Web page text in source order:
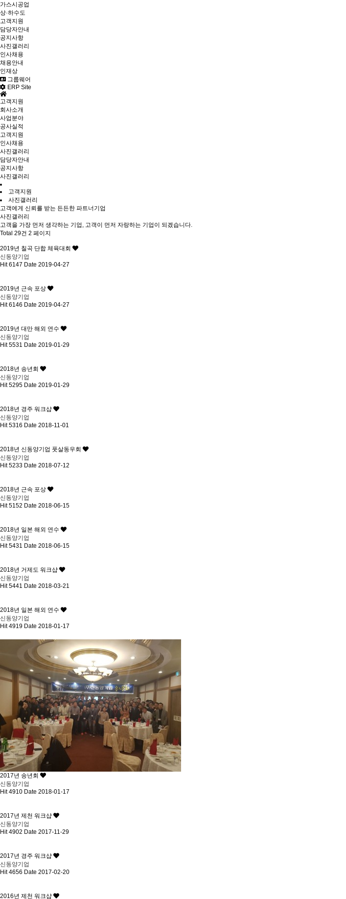
가스시공업
상·하수도
고객지원
담당자안내
공지사항
사진갤러리
인사채용
채용안내
인재상
그룹웨어
ERP Site
고객지원
회사소개
사업분야
공사실적
고객지원
인사채용
사진갤러리
담당자안내
공지사항
사진갤러리
고객지원
사진갤러리
고객에게 신뢰를 받는 든든한 파트너기업
사진갤러리
고객을 가장 먼저 생각하는 기업, 고객이 먼저 자랑하는 기업이 되겠습니다.
Total 29건 2 페이지
2019년 칠곡 단합 체육대회
신동양기업
Hit 6147 Date 2019-04-27
2019년 근속 포상
신동양기업
Hit 6146 Date 2019-04-27
2019년 대만 해외 연수
신동양기업
Hit 5531 Date 2019-01-29
2018년 송년회
신동양기업
Hit 5295 Date 2019-01-29
2018년 경주 워크샵
신동양기업
Hit 5316 Date 2018-11-01
2018년 신동양기업 풋살동우회
신동양기업
Hit 5233 Date 2018-07-12
2018년 근속 포상
신동양기업
Hit 5152 Date 2018-06-15
2018년 일본 해외 연수
신동양기업
Hit 5431 Date 2018-06-15
2018년 거제도 워크샵
신동양기업
Hit 5441 Date 2018-03-21
2018년 일본 해외 연수
신동양기업
Hit 4919 Date 2018-01-17
2017년 송년회
신동양기업
Hit 4910 Date 2018-01-17
2017년 제천 워크샵
신동양기업
Hit 4902 Date 2017-11-29
2017년 경주 워크샵
신동양기업
Hit 4656 Date 2017-02-20
2016년 제천 워크샵